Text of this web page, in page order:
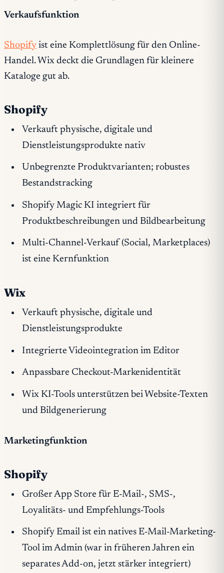
Verkaufsfunktion
Shopify ist eine Komplettlösung für den Online-
Handel. Wix deckt die Grundlagen für kleinere
Kataloge gut ab.
Shopify
Verkauft physische, digitale und
Dienstleistungsprodukte nativ
Unbegrenzte Produktvarianten; robustes
Bestandstracking
Shopify Magic KI integriert für
Produktbeschreibungen und Bildbearbeitung
Multi-Channel-Verkauf (Social, Marketplaces)
ist eine Kernfunktion
Wix
Verkauft physische, digitale und
Dienstleistungsprodukte
Integrierte Videointegration im Editor
Anpassbare Checkout-Markenidentität
Wix KI-Tools unterstützen bei Website-Texten
und Bildgenerierung
Marketingfunktion
Shopify
Großer App Store für E-Mail-, SMS-,
Loyalitäts- und Empfehlungs-Tools
Shopify Email ist ein natives E-Mail-Marketing-
Tool im Admin (war in früheren Jahren ein
separates Add-on, jetzt stärker integriert)